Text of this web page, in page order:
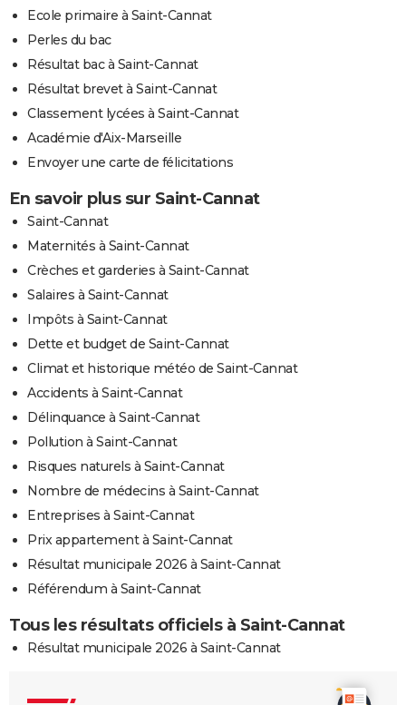
Ecole primaire à Saint-Cannat
Perles du bac
Résultat bac à Saint-Cannat
Résultat brevet à Saint-Cannat
Classement lycées à Saint-Cannat
Académie d'Aix-Marseille
Envoyer une carte de félicitations
En savoir plus sur Saint-Cannat
Saint-Cannat
Maternités à Saint-Cannat
Crèches et garderies à Saint-Cannat
Salaires à Saint-Cannat
Impôts à Saint-Cannat
Dette et budget de Saint-Cannat
Climat et historique météo de Saint-Cannat
Accidents à Saint-Cannat
Délinquance à Saint-Cannat
Pollution à Saint-Cannat
Risques naturels à Saint-Cannat
Nombre de médecins à Saint-Cannat
Entreprises à Saint-Cannat
Prix appartement à Saint-Cannat
Résultat municipale 2026 à Saint-Cannat
Référendum à Saint-Cannat
Tous les résultats officiels à Saint-Cannat
Résultat municipale 2026 à Saint-Cannat